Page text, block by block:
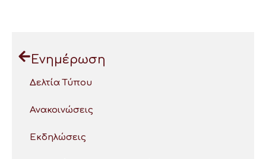
Ενημέρωση
Δελτία Τύπου
Ανακοινώσεις
Εκδηλώσεις